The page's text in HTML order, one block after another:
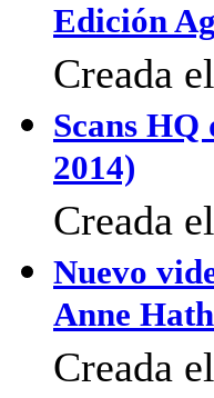
Edición
Creada
Scans
2014)
Creada
Nuevo
Anne
Creada